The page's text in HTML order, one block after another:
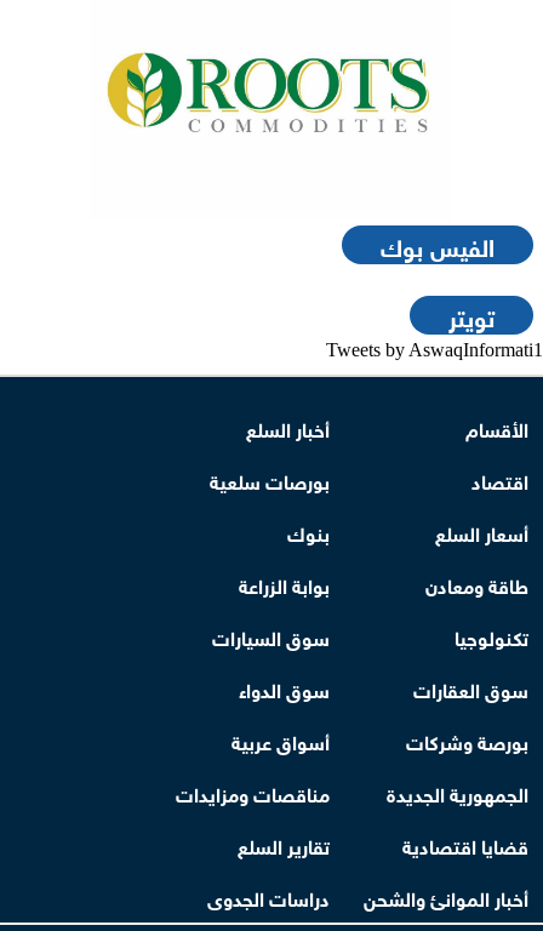
الفيس بوك
تويتر
Tweets by AswaqInformati1
الأقسام
أخبار السلع
اقتصاد
بورصات سلعية
أسعار السلع
بنوك
طاقة ومعادن
بوابة الزراعة
تكنولوجيا
سوق السيارات
سوق العقارات
سوق الدواء
بورصة وشركات
أسواق عربية
الجمهورية الجديدة
مناقصات ومزايدات
قضايا اقتصادية
تقارير السلع
أخبار الموانئ والشحن
دراسات الجدوى